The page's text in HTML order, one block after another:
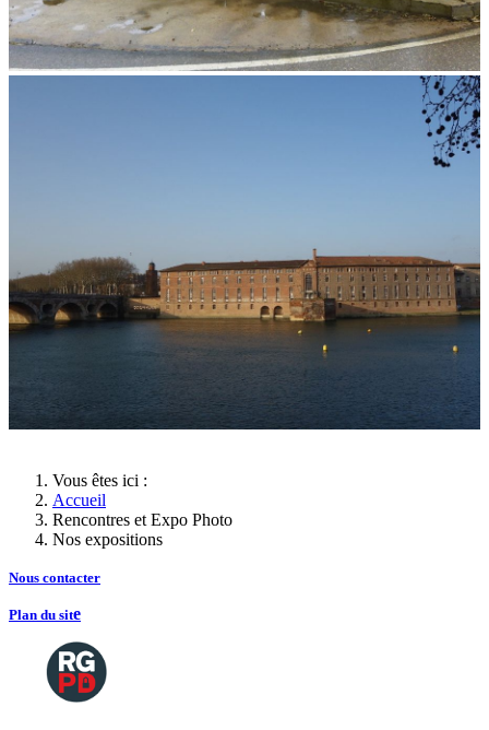
Vous êtes ici :
Accueil
Rencontres et Expo Photo
Nos expositions
Nous contacter
Plan du site